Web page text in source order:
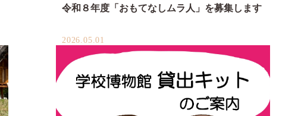
令和８年度「おもてなしムラ人」を募集します
2026.05.01